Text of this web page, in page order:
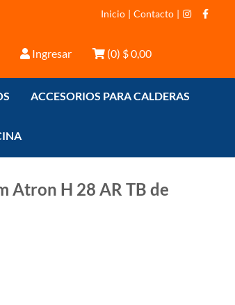
Inicio | Contacto |
Ingresar (0) $ 0,00
ACCESORIOS PARA CALDERAS
Atron H 28 AR TB de